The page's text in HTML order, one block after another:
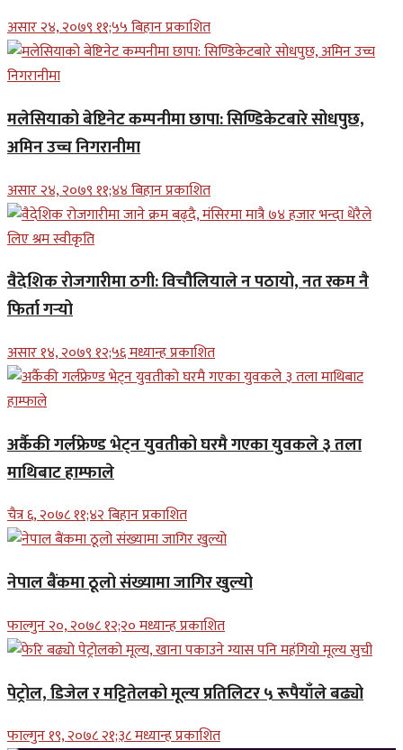
असार २४, २०७९ ११;५५ बिहान प्रकाशित
मलेसियाको बेष्टिनेट कम्पनीमा छापा: सिण्डिकेटबारे सोधपुछ,
अमिन उच्च निगरानीमा
असार २४, २०७९ ११;४४ बिहान प्रकाशित
वैदेशिक रोजगारीमा ठगी: विचौलियाले न पठायो, नत रकम नै
फिर्ता गर्‍यो
असार १४, २०७९ १२;५६ मध्यान्ह प्रकाशित
अर्कैकी गर्लफ्रेण्ड भेट्न युवतीको घरमै गएका युवकले ३ तला
माथिबाट हाम्फाले
चैत्र ६, २०७८ ११;४२ बिहान प्रकाशित
नेपाल बैंकमा ठूलो संख्यामा जागिर खुल्यो
फाल्गुन २०, २०७८ १२;२० मध्यान्ह प्रकाशित
पेट्रोल, डिजेल र मट्टितेलको मूल्य प्रतिलिटर ५ रूपैयाँले बढ्यो
फाल्गुन १९, २०७८ २१;३८ मध्यान्ह प्रकाशित